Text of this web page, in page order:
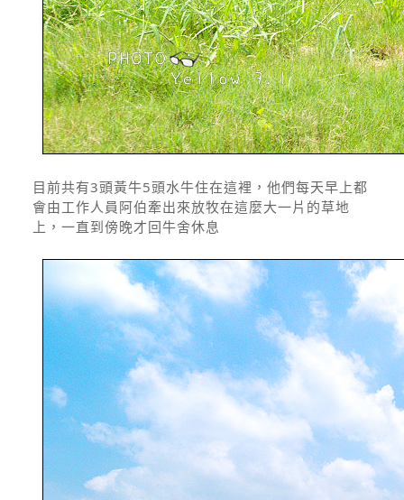
目前共有3頭黃牛5頭水牛住在這裡，他們每天早上都
會由工作人員阿伯牽出來放牧在這麼大一片的草地
上，一直到傍晚才回牛舍休息